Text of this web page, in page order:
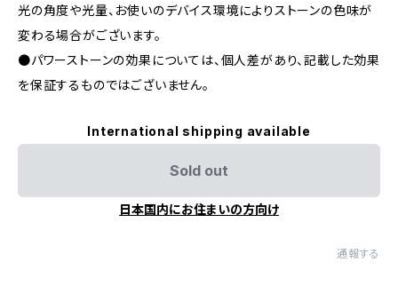
光の角度や光量、お使いのデバイス環境によりストーンの色味が
変わる場合がございます。
●パワーストーンの効果については、個人差があり、記載した効果
を保証するものではございません。
International shipping available
Sold out
日本国内にお住まいの方向け
通報する